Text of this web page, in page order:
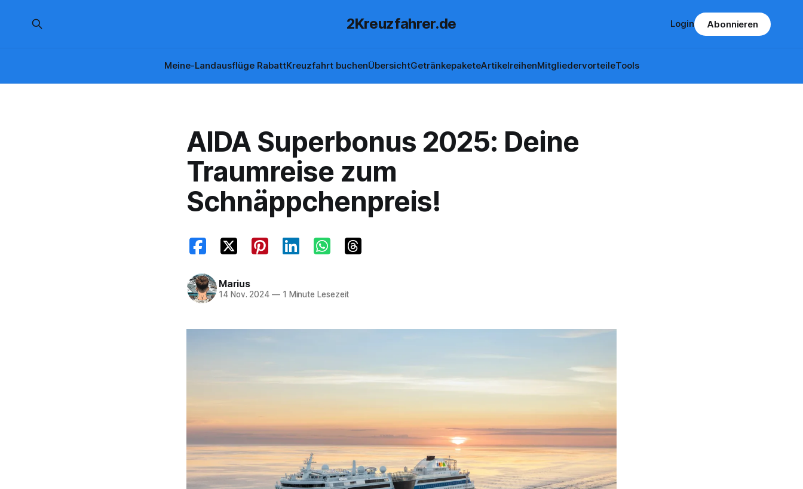
2Kreuzfahrer.de
Meine-Landausflüge RabattKreuzfahrt buchenÜbersichtGetränkepaketeArtikelreihenMitgliedervorteileTools
Login Abonnieren
AIDA Superbonus 2025: Deine
Traumreise zum
Schnäppchenpreis!
Marius
14 Nov. 2024 —1 Minute Lesezeit